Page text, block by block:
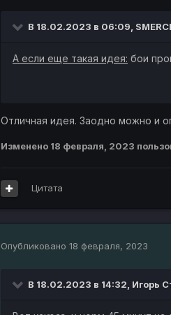
В 18.02.2023 в 06:09,
А если еще такая идея: бои
Отличная идея. Заодно можно и
Изменено 18 февраля, 2023
Цитата
Опубликовано 18 февраля, 2023
В 18.02.2023 в 14:32, Игорь